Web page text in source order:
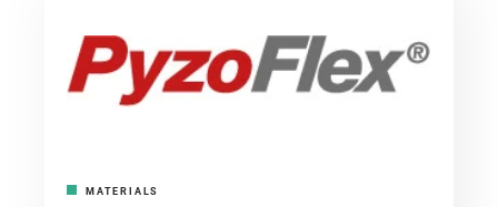
MATERIALS